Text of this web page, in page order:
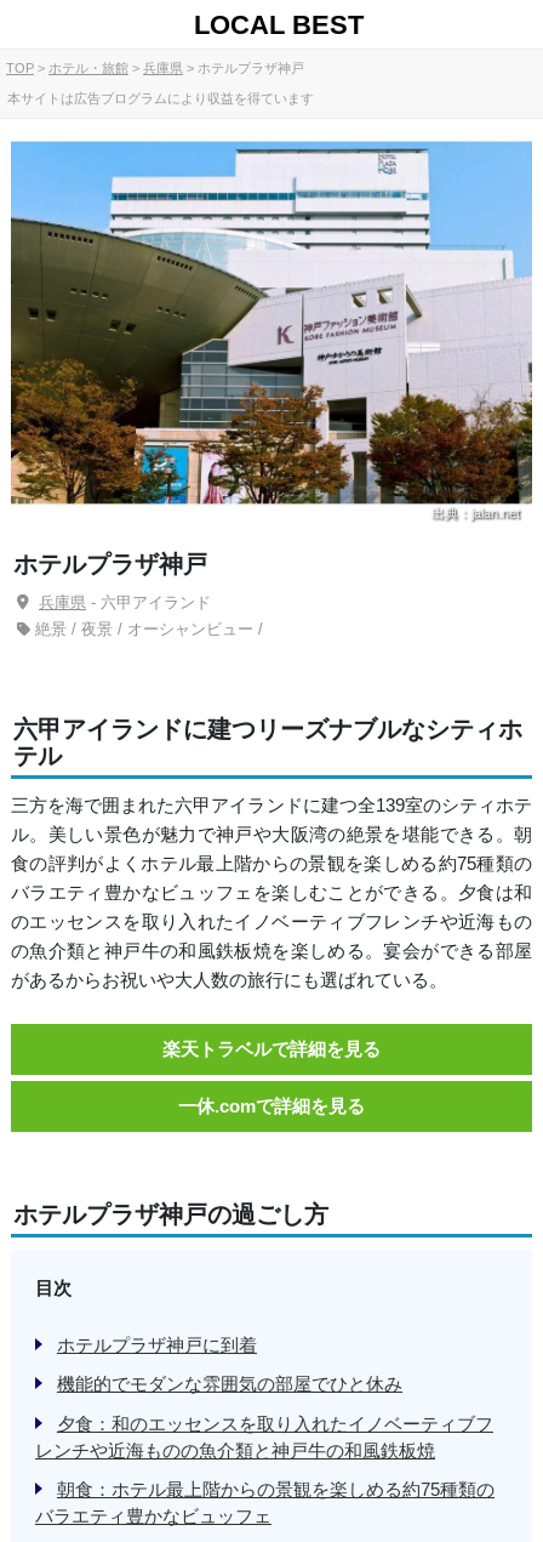
LOCAL BEST
TOP ホテル・旅館 兵庫県 ホテルプラザ神戸
本サイトは広告プログラムにより収益を得ています
出典：jalan.net
ホテルプラザ神戸
兵庫県- 六甲アイランド
絶景 / 夜景 / オーシャンビュー /
六甲アイランドに建つリーズナブルなシティホ
テル
三方を海で囲まれた六甲アイランドに建つ全139室のシティホテ
ル。美しい景色が魅力で神戸や大阪湾の絶景を堪能できる。朝
食の評判がよくホテル最上階からの景観を楽しめる約75種類の
バラエティ豊かなビュッフェを楽しむことができる。夕食は和
のエッセンスを取り入れたイノベーティブフレンチや近海もの
の魚介類と神戸牛の和風鉄板焼を楽しめる。宴会ができる部屋
があるからお祝いや大人数の旅行にも選ばれている。
楽天トラベルで詳細を見る
一休.comで詳細を見る
ホテルプラザ神戸の過ごし方
目次
ホテルプラザ神戸に到着
機能的でモダンな雰囲気の部屋でひと休み
夕食：和のエッセンスを取り入れたイノベーティブフ
レンチや近海ものの魚介類と神戸牛の和風鉄板焼
朝食：ホテル最上階からの景観を楽しめる約75種類の
バラエティ豊かなビュッフェ